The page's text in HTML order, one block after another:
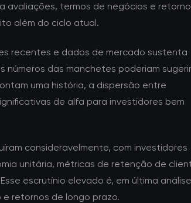
avaliações, termos de negócios e
além do ciclo atual.
recentes e dados de mercado sustenta
números das manchetes poderiam
uma história, a dispersão entre
de alfa para investidores bem
consideravelmente, com investidores
unitária, métricas de retenção de
escrutínio elevado é, em última
retornos de longo prazo.